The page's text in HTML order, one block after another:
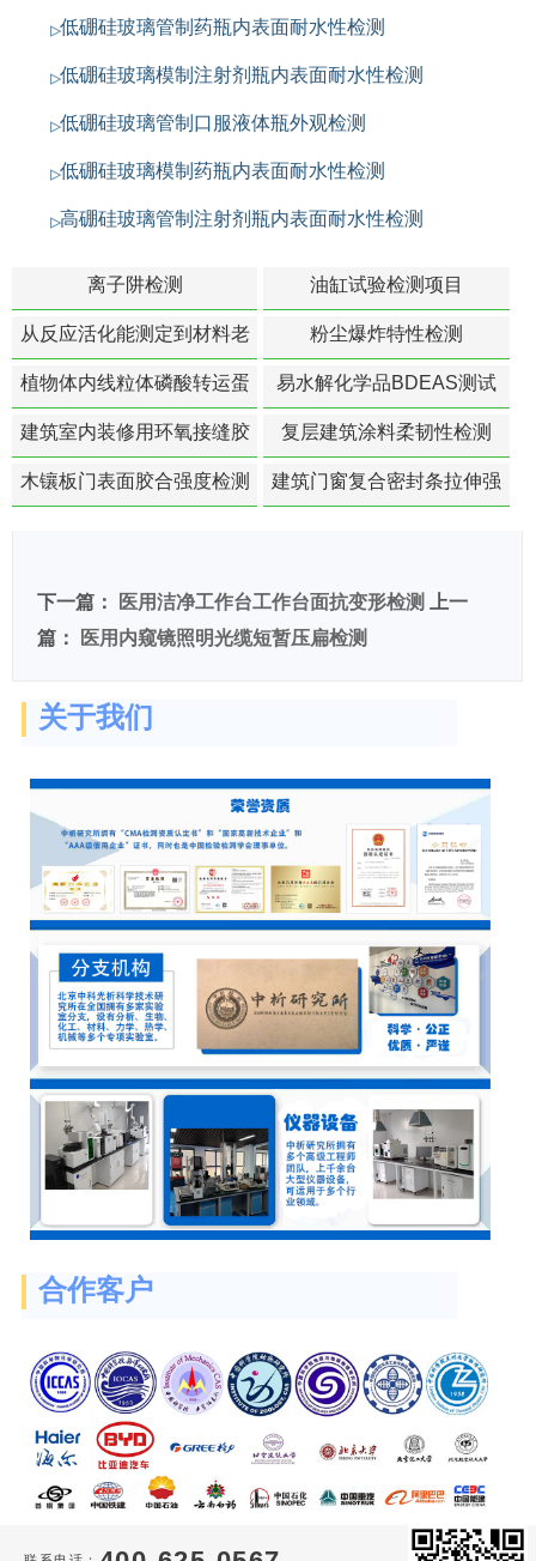
低硼硅玻璃管制药瓶内表面耐水性检测
低硼硅玻璃模制注射剂瓶内表面耐水性检测
低硼硅玻璃管制口服液体瓶外观检测
低硼硅玻璃模制药瓶内表面耐水性检测
高硼硅玻璃管制注射剂瓶内表面耐水性检测
离子阱检测 油缸试验检测项目
从反应活化能测定到材料老
化寿命预测的经典模型
粉尘爆炸特性检测
植物体内线粒体磷酸转运蛋
白活性检测
易水解化学品BDEAS测试
建筑室内装修用环氧接缝胶
苯含量检测
复层建筑涂料柔韧性检测
木镶板门表面胶合强度检测
建筑门窗复合密封条拉伸强
下一篇： 医用洁净工作台工作台面抗变形检测
上一
篇：
医用内窥镜照明光缆短暂压扁检测
关于我们
合作客户